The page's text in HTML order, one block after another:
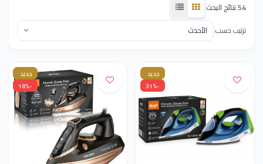
54 نتائج البحث
ترتيب حسب:
جديد
-31%
جديد
-18%